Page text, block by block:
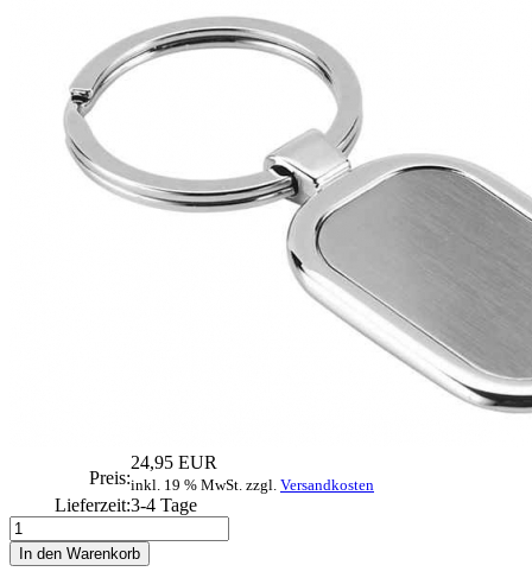
Preis:
24,95 EUR
inkl. 19 % MwSt. zzgl. Versandkosten
Lieferzeit:3-4 Tage